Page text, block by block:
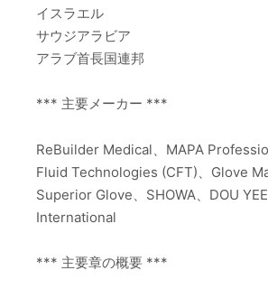
イスラエル
サウジアラビア
アラブ首長国連邦
*** 主要メーカー ***
ReBuilder Medical、MAPA
Fluid Technologies (CFT)、Glove
Superior Glove、SHOWA、DOU
International
*** 主要章の概要 ***